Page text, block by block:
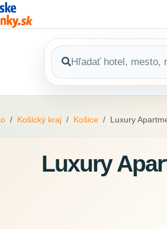
Košický kraj Košice Luxury
Luxury